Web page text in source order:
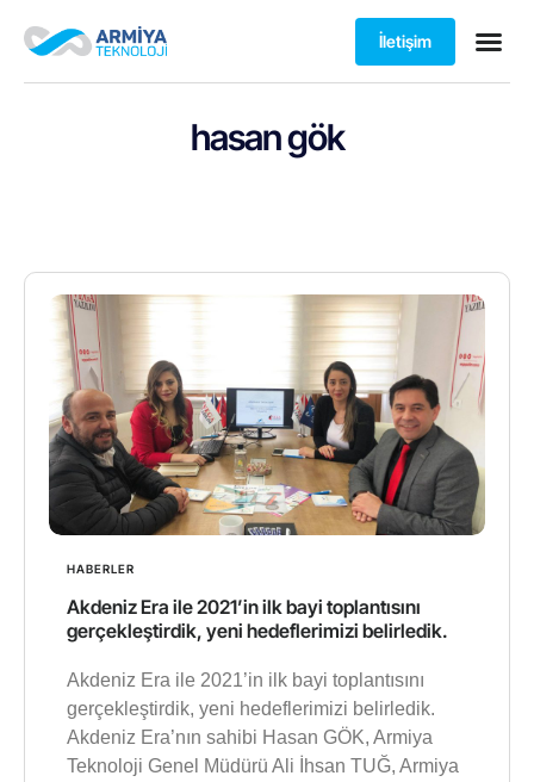
İletişim
hasan gök
HABERLER
Akdeniz Era ile 2021’in ilk bayi toplantısını
gerçekleştirdik, yeni hedeflerimizi belirledik.
Akdeniz Era ile 2021’in ilk bayi toplantısını
gerçekleştirdik, yeni hedeflerimizi belirledik.
Akdeniz Era’nın sahibi Hasan GÖK, Armiya
Teknoloji Genel Müdürü Ali İhsan TUĞ, Armiya